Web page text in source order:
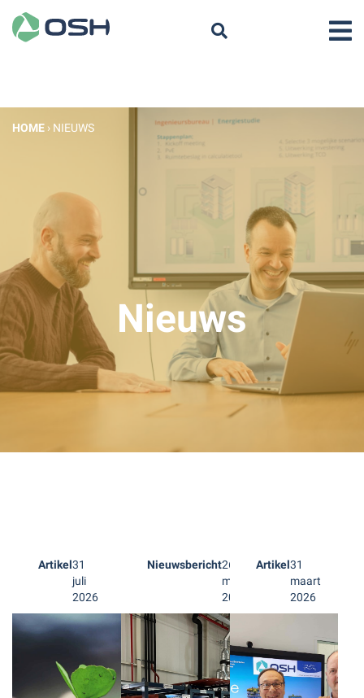
HOME › NIEUWS
Nieuws
Artikel31
juli
2026
Nieuwsbericht26
mei
2026
Artikel31
maart
2026